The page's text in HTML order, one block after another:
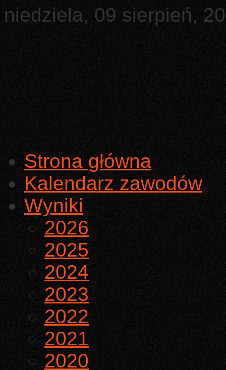
niedziela, 09 sierpień,
Strona główna
Kalendarz zawodów
Wyniki
2026
2025
2024
2023
2022
2021
2020